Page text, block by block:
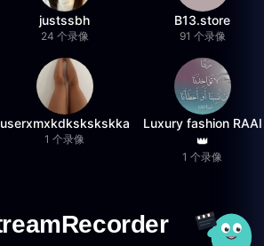
justssbh
24 个录像
B13.store
91 个录像
userxmxkdkskskskka
1 个录像
Luxury fashion RAAI
👑
1 个录像